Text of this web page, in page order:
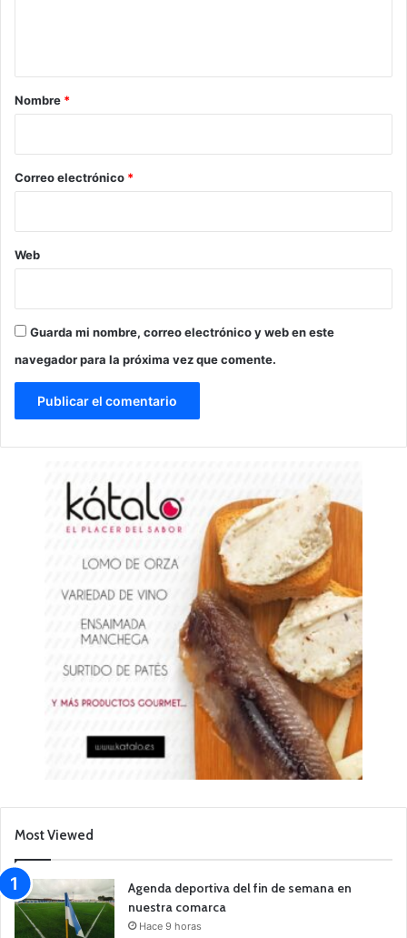
r
*
Nombre *
Correo electrónico *
Web
Guarda mi nombre, correo electrónico y web en este
navegador para la próxima vez que comente.
Most Viewed
Agenda deportiva del fin de semana en
nuestra comarca
Hace 9 horas